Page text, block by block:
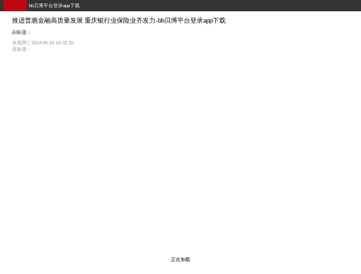
bb贝博平台登录app下载
推进普惠金融高质量发展 重庆银行业保险业齐发力-bb贝博平台登录app下载
副标题：
央视网 | 2024-06-19 15:43:35
原标题：
正在加载